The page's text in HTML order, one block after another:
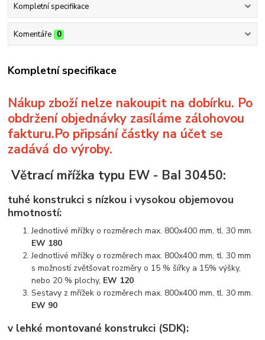
Kompletní specifikace
Komentáře 0
Kompletní specifikace
Nákup zboží nelze nakoupit na dobírku. Po
obdržení objednávky zasíláme zálohovou
fakturu.Po připsání částky na účet se
zadává do výroby.
Větrací mřížka typu EW - BaI 30450:
tuhé konstrukci s nízkou i vysokou objemovou
hmotností:
Jednotlivé mřížky o rozměrech max. 800x400 mm, tl. 30 mm.
EW 180
Jednotlivé mřížky o rozměrech max. 800x400 mm, tl. 30 mm
s možností zvětšovat rozměry o 15 % šířky a 15% výšky,
nebo 20 % plochy, EW 120
Sestavy z mřížek o rozměrech max. 800x400 mm, tl. 30 mm.
EW 90
v lehké montované konstrukci (SDK):